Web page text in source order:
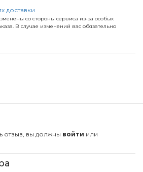
доставки
со стороны сервиса из-за особых
В случае изменений вас обязательно
отзыв, вы должны войти или